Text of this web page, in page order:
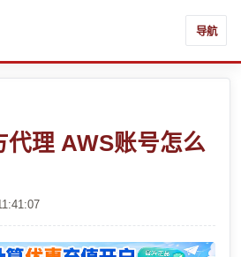
导航
代理 AWS账号怎么